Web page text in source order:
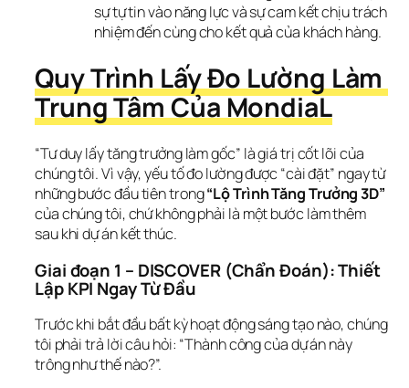
sự tự tin vào năng lực và sự cam kết chịu trách
nhiệm đến cùng cho kết quả của khách hàng.
Quy Trình Lấy Đo Lường Làm
Trung Tâm Của MondiaL
“Tư duy lấy tăng trưởng làm gốc” là giá trị cốt lõi của
chúng tôi. Vì vậy, yếu tố đo lường được “cài đặt” ngay từ
những bước đầu tiên trong “Lộ Trình Tăng Trưởng 3D”
của chúng tôi, chứ không phải là một bước làm thêm
sau khi dự án kết thúc.
Giai đoạn 1 – DISCOVER (Chẩn Đoán): Thiết
Lập KPI Ngay Từ Đầu
Trước khi bắt đầu bất kỳ hoạt động sáng tạo nào, chúng
tôi phải trả lời câu hỏi: “Thành công của dự án này
trông như thế nào?”.